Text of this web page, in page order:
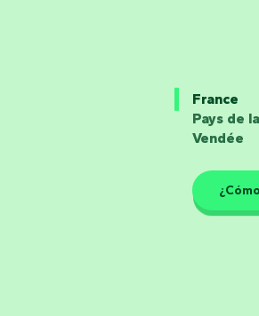
France
Pays de
Vendée